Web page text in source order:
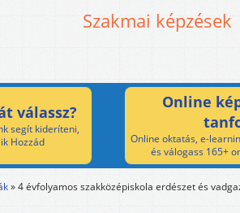
Szakmai képzések
válassz?
segít kideríteni,
Hozzád
Online
Online oktatás, e-
és válogass 165+
»4 évfolyamos szakközépiskola erdészet és